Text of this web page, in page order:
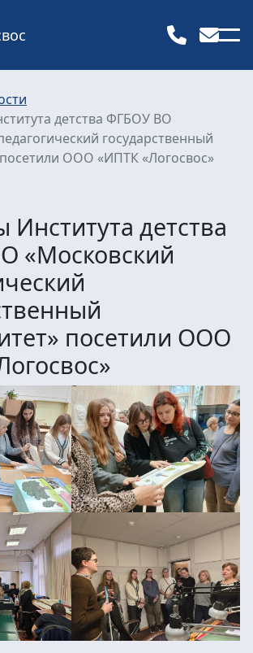
детства ФГБОУ ВО
государственный
ООО «ИПТК «Логосвос»
Института детства
«Московский
посетили ООО